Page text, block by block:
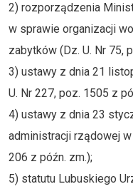
2) rozporządzenia
w sprawie organizacji
zabytków (Dz. U. Nr 75,
3) ustawy z dnia 21
U. Nr 227, poz. 1505 z
4) ustawy z dnia 23
administracji rządowej
206 z późn. zm.);
5) statutu Lubuskiego